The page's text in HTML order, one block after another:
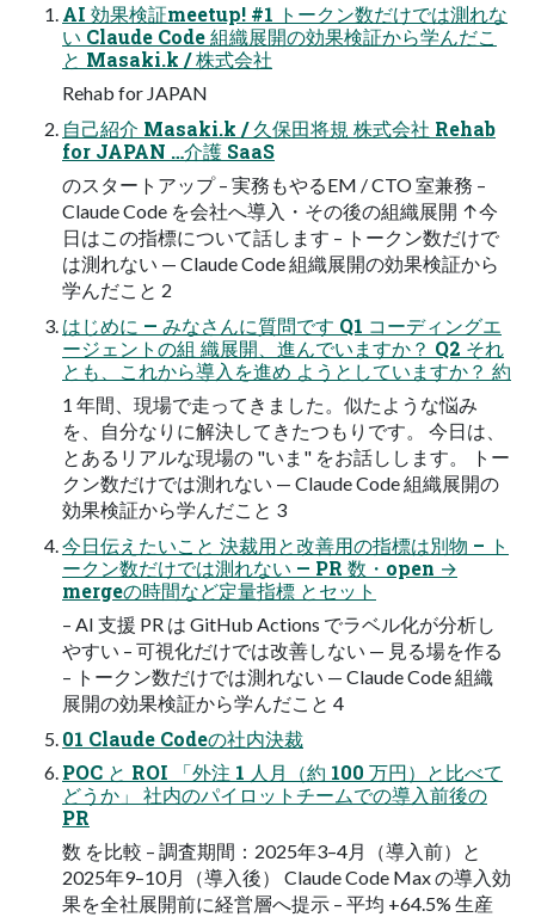
AI 効果検証meetup! #1 トークン数だけでは測れな
い Claude Code 組織展開の効果検証から学んだこ
と Masaki.k / 株式会社
Rehab for JAPAN
自己紹介 Masaki.k / 久保田将規 株式会社 Rehab
for JAPAN …介護 SaaS
のスタートアップ – 実務もやるEM / CTO 室兼務 –
Claude Code を会社へ導入・その後の組織展開 ↑今
日はこの指標について話します – トークン数だけで
は測れない — Claude Code 組織展開の効果検証から
学んだこと 2
はじめに — みなさんに質問です Q1 コーディングエ
ージェントの組 織展開、進んでいますか？ Q2 それ
とも、これから導入を進め ようとしていますか？ 約
1 年間、現場で走ってきました。似たような悩み
を、自分なりに解決してきたつもりです。 今日は、
とあるリアルな現場の "いま" をお話しします。 トー
クン数だけでは測れない — Claude Code 組織展開の
効果検証から学んだこと 3
今日伝えたいこと 決裁用と改善用の指標は別物 – ト
ークン数だけでは測れない — PR 数・open →
mergeの時間など定量指標 とセット
– AI 支援 PR は GitHub Actions でラベル化が分析し
やすい – 可視化だけでは改善しない — 見る場を作る
– トークン数だけでは測れない — Claude Code 組織
展開の効果検証から学んだこと 4
01 Claude Codeの社内決裁
POC と ROI 「外注 1 人月（約 100 万円）と比べて
どうか」 社内のパイロットチームでの導入前後の
PR
数 を比較 – 調査期間：2025年3–4月（導入前）と
2025年9–10月（導入後） Claude Code Max の導入効
果を全社展開前に経営層へ提示 – 平均 +64.5% 生産